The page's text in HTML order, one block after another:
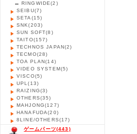
RINGWIDE(2)
SEIBU(7)
SETA (15)
SNK(203)
SUN SOFT(8)
TAITO(157)
TECHNOS JAPAN(2)
TECMO(28)
TOA PLAN(14)
VIDEO SYSTEM(5)
VISCO(5)
UPL(13)
RAIZING(3)
OTHERS(35)
MAHJONG(127)
HANAFUDA(20)
8LINE/OTHERS(17)
ゲームパーツ(443)